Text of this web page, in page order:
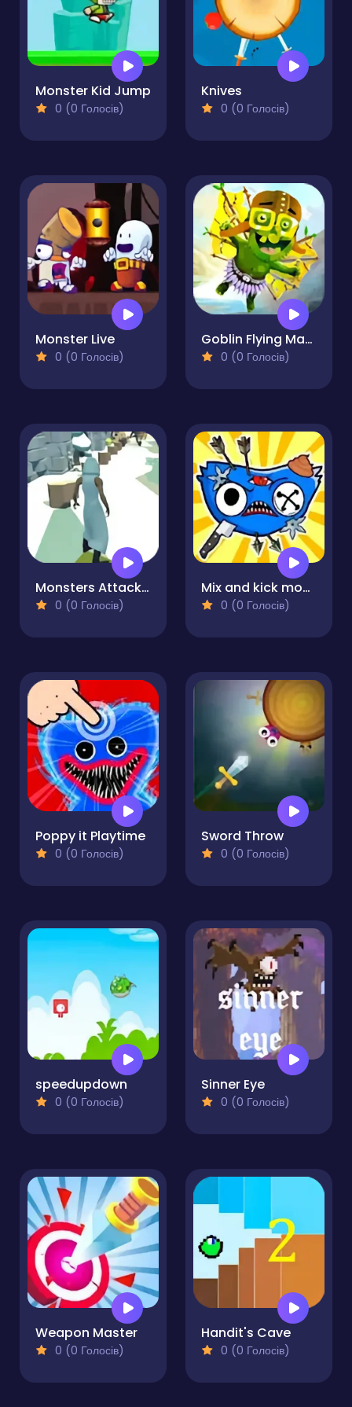
Monster Kid Jump
0 (0 Голосів)
Knives
0 (0 Голосів)
Monster Live
0 (0 Голосів)
Goblin Flying Machine
0 (0 Голосів)
Monsters Attack Shooter
0 (0 Голосів)
Mix and kick monsters
0 (0 Голосів)
Poppy it Playtime
0 (0 Голосів)
Sword Throw
0 (0 Голосів)
speedupdown
0 (0 Голосів)
Sinner Eye
0 (0 Голосів)
Weapon Master
0 (0 Голосів)
Handit's Cave
0 (0 Голосів)